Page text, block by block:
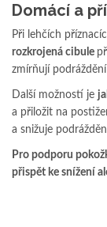
Domácí a
Při lehčích
rozkrojená cibule
zmírňují
Další možností je
a přiložit na
a snižuje
Pro podporu
přispět ke snížení